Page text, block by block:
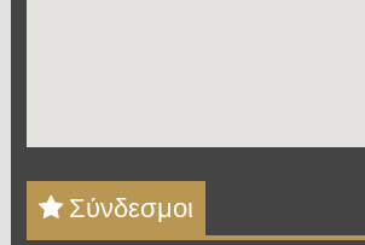
Σύνδεσμοι